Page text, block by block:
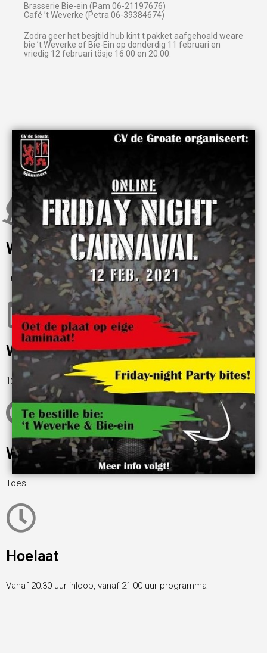
Brasserie Bie-ein (Pam 06-21197676)
Café ’t Weverke (Petra 06-39384674)
Zodra geer het besjtild hub kint t pakket aafgehoald weare
bie ’t Weverke of Bie-Ein op donderdig 11 februari en
vriedig 12 februari tösje 16.00 en 20.00.
Wat
Friday night carnaval, Oet de plaat op eige laminaat
Wanneer
12 februari 2021
Waar
Toes
Hoelaat
Vanaf 20:30 uur inloop, vanaf 21:00 uur programma